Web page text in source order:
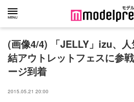
(画像4/4) 「JELLY」izu、
結アウトレットフェスに参
ージ到着
2015.05.21 20:00